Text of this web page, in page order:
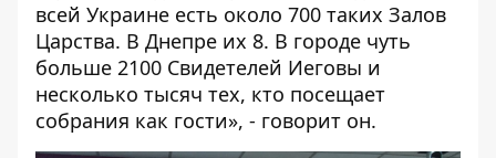
всей Украине есть около 700 таких Залов
Царства. В Днепре их 8. В городе чуть
больше 2100 Свидетелей Иеговы и
несколько тысяч тех, кто посещает
собрания как гости», - говорит он.